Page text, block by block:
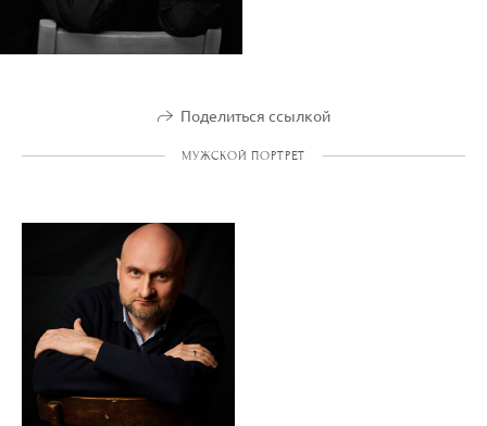
Поделиться ссылкой
МУЖСКОЙ ПОРТРЕТ